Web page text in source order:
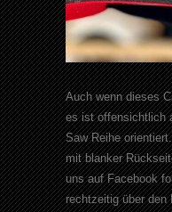
Auch wenn dieses
es ist offensichtlich
Saw Reihe
mit blanker
uns auf Facebook
rechtzeitig über